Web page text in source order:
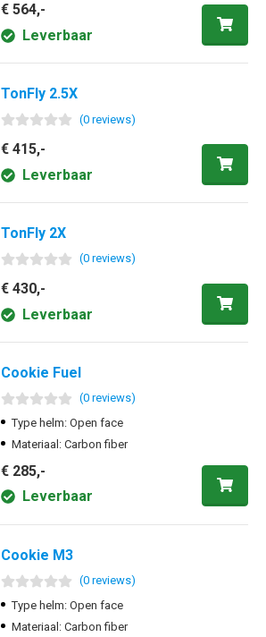
€ 564,-
Leverbaar
TonFly 2.5X
(0reviews)
€ 415,-
Leverbaar
TonFly 2X
(0reviews)
€ 430,-
Leverbaar
Cookie Fuel
(0reviews)
Type helm: Open face
Materiaal: Carbon fiber
€ 285,-
Leverbaar
Cookie M3
(0reviews)
Type helm: Open face
Materiaal: Carbon fiber